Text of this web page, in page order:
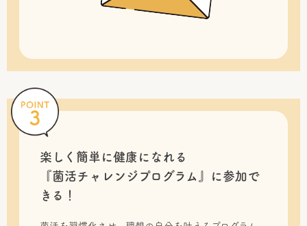
楽しく簡単に健康になれる
『菌活チャレンジプログラム』に 参加で
きる！